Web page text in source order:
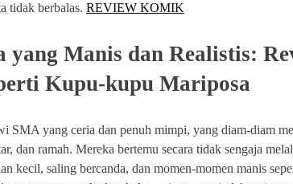
tidak berbalas. REVIEW KOMIK
yang Manis dan Realistis:
Kupu-kupu Mariposa
SMA yang ceria dan penuh mimpi, yang diam-diam
dan ramah. Mereka bertemu secara tidak sengaja
kecil, saling bercanda, dan momen-momen manis